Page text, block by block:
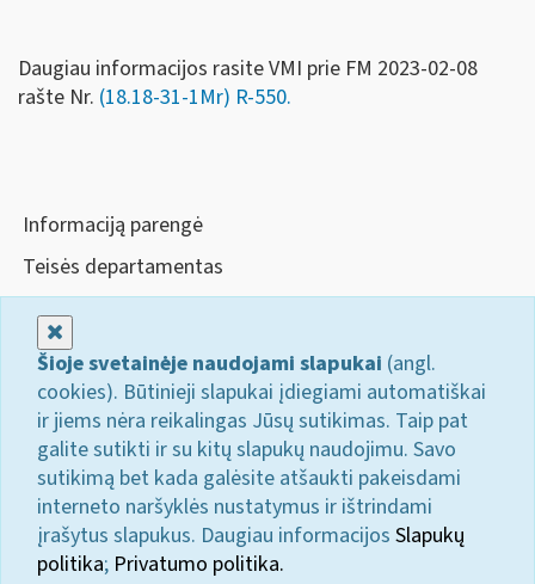
Daugiau informacijos rasite VMI prie FM 2023-02-08
rašte Nr. (18.18-31-1Mr) R-550.
Informaciją parengė
Teisės departamentas
Šioje svetainėje naudojami slapukai (angl.
cookies). Būtinieji slapukai įdiegiami automatiškai
ir jiems nėra reikalingas Jūsų sutikimas. Taip pat
galite sutikti ir su kitų slapukų naudojimu. Savo
sutikimą bet kada galėsite atšaukti pakeisdami
interneto naršyklės nustatymus ir ištrindami
įrašytus slapukus. Daugiau informacijos Slapukų
politika; Privatumo politika.